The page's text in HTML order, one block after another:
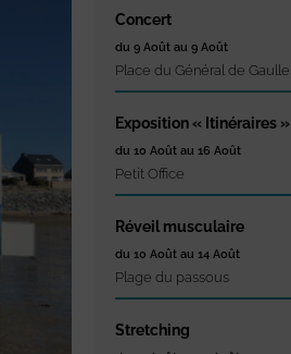
Concert
du 9 Août au 9 Août
Place du Général de Gaulle
Exposition « Itinéraires »
du 10 Août au 16 Août
Petit Office
Réveil musculaire
du 10 Août au 14 Août
Plage du passous
Stretching